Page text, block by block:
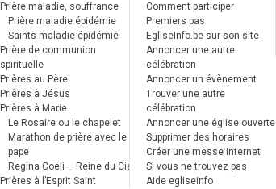
Prière maladie, souffrance
Prière maladie épidémie
Saints maladie épidémie
Prière de communion
spirituelle
Prières au Père
Prières à Jésus
Prières à Marie
Le Rosaire ou le chapelet
Marathon de prière avec le
pape
Regina Coeli – Reine du Ciel
Prières à l’Esprit Saint
Comment participer
Premiers pas
EgliseInfo.be sur son site
Annoncer une autre
célébration
Annoncer un évènement
Trouver une autre
célébration
Annoncer une église ouverte
Supprimer des horaires
Créer une messe internet
Si vous ne trouvez pas
Aide egliseinfo